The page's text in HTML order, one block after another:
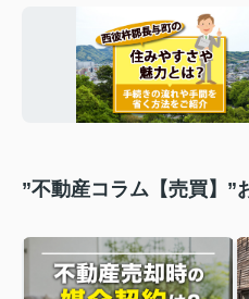
”不動産コラム【売買】”